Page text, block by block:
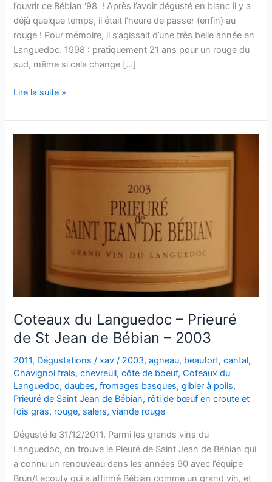
l’ouvrir ce Bébian ‘98 ! Après l’avoir dégusté en blanc il y a
déjà quelque temps, il était l’heure de passer (enfin) au
rouge ! Pour mémoire, il s’agissait d’une très belle année en
Languedoc. 1998 : pratiquement 21 ans pour un rouge du
sud, même si cela change […]
Coteaux
Languedoc
–
Lire la suite »
Coteaux du Languedoc – Prieuré
de St Jean de Bébian – 2003
2011, Dégustations /xav/ 2003,agneau, beaufort,cantal,
Chavignol frais,chevreuil,côte de boeuf,Coteaux du
Languedoc,daubes,fromages basques,gibier à poils,
Prieuré de Saint Jean de Bébian, rôti de bœuf en croute et
fois gras, rouge, salers,viande rouge
Dégusté le 31/12/2011. Parmi les grands vins du
Languedoc, on trouve le Pieuré de Saint Jean de Bébian qui
a connu un renouveau dans les années 90 avec l’équipe
Brun/Lecouty qui a affirmé Bébian comme un grand vin, et